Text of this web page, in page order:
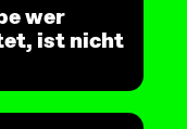
wer
ist nicht